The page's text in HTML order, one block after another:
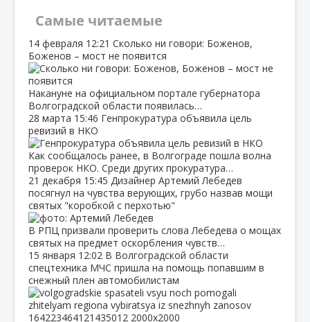
Самые читаемые
14 февраля 12:21 Сколько ни говори: Боженов,
Боженов – мост не появится
Накануне на официальном портале губернатора
Волгоградской области появилась…
28 марта 15:46 Генпрокуратура объявила цель
ревизий в НКО
Как сообщалось ранее, в Волгограде пошла волна
проверок НКО. Среди других прокуратура…
21 декабря 15:45 Дизайнер Артемий Лебедев
посягнул на чувства верующих, грубо назвав мощи
святых "коробкой с перхотью"
В РПЦ призвали проверить слова Лебедева о мощах
святых на предмет оскорбления чувств…
15 января 12:02 В Волгоградской области
спецтехника МЧС пришла на помощь попавшим в
снежный плен автомобилистам